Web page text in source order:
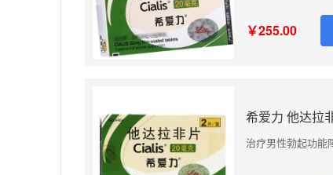
￥255.00
希爱力 他达拉
治疗男性勃起功能